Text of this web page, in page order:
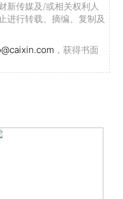
新传媒及/或相关权利人
进行转载、摘编、复制及
，获得书面